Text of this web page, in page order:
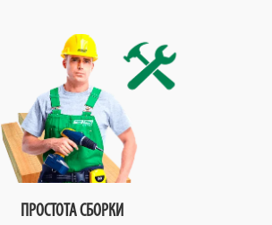
ПРОСТОТА СБОРКИ